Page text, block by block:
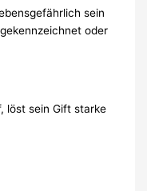
sein
oder
löst sein Gift starke